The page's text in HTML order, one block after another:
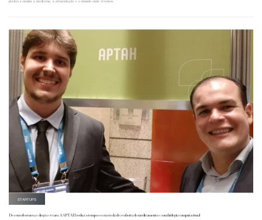
prestes a mudar a medicina, a alimentação e o mundo onde vivemos.
STARTUPS
Desenvolver novas drogas é caro. A APTAH reduz o tempo e o custo da descoberta de medicamentos com biologia computacional